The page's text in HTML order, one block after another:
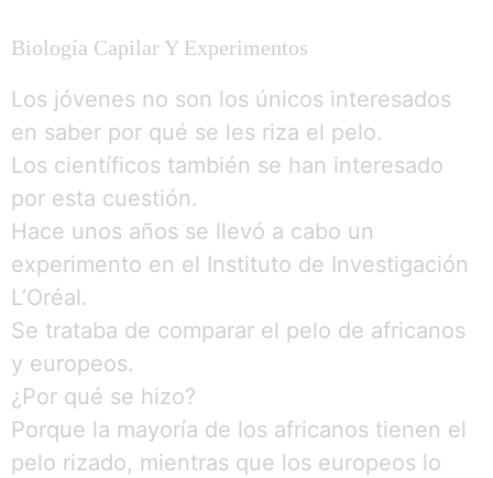
Biología Capilar Y Experimentos
Los jóvenes no son los únicos interesados
en saber por qué se les riza el pelo.
Los científicos también se han interesado
por esta cuestión.
Hace unos años se llevó a cabo un
experimento en el Instituto de Investigación
L’Oréal.
Se trataba de comparar el pelo de africanos
y europeos.
¿Por qué se hizo?
Porque la mayoría de los africanos tienen el
pelo rizado, mientras que los europeos lo